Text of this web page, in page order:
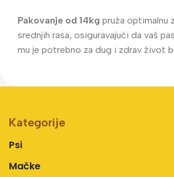
Pakovanje od 14kg pruža optimalnu
srednjih rasa, osiguravajući da vaš
mu je potrebno za dug i zdrav život
Kategorije
Psi
Mačke